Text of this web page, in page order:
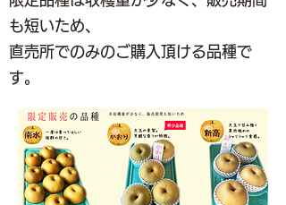
も短いため、
直売所でのみのご購入頂ける品種で
す。